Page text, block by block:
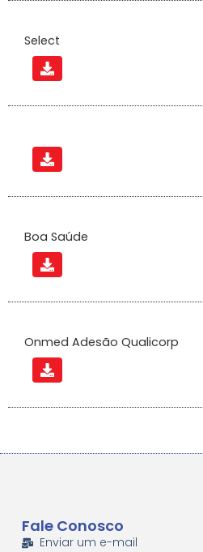
Select
Boa Saúde
Onmed Adesão Qualicorp
Fale Conosco
Enviar um e-mail